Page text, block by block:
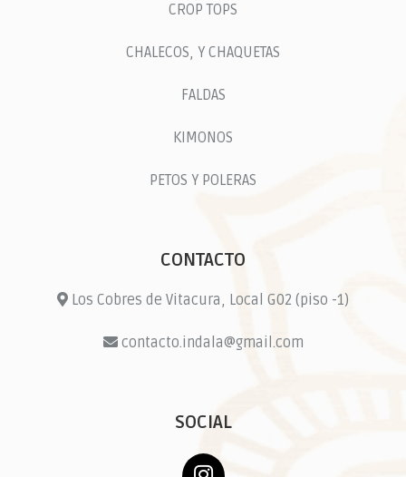
CROP TOPS
CHALECOS, Y CHAQUETAS
FALDAS
KIMONOS
PETOS Y POLERAS
CONTACTO
Los Cobres de Vitacura, Local G02 (piso -1)
contacto.indala@gmail.com
SOCIAL